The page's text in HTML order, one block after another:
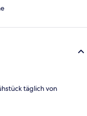
täglich von